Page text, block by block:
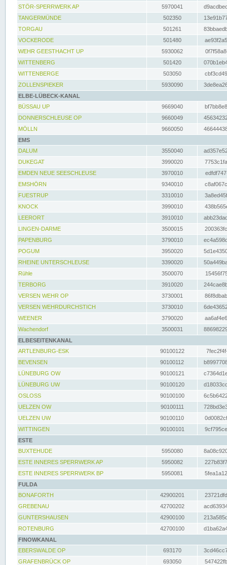
STÖR-SPERRWERK AP 5970041
TANGERMÜNDE
502350
TORGAU
501261
VOCKERODE
501480
WEHR GEESTHACHT UP
5930062
WITTENBERG
501420
WITTENBERGE
503050
ZOLLENSPIEKER
5930090
ELBE-LÜBECK-KANAL
BÜSSAU UP
9669040
DONNERSCHLEUSE OP
9660049
MÖLLN
9660050
EMS
DALUM
3550040
DUKEGAT
3990020
EMDEN NEUE SEESCHLEUSE
3970010
EMSHÖRN
9340010
FUESTRUP
3310010
KNOCK
3990010
LEERORT
3910010
LINGEN-DARME
3500015
PAPENBURG
3790010
POGUM
3950020
RHEINE UNTERSCHLEUSE
3390020
Rühle
3500070
TERBORG
3910020
VERSEN WEHR OP
3730001
VERSEN WEHRDURCHSTICH
3730010
WEENER
3790020
Wachendorf
3500031
ELBESEITENKANAL
ARTLENBURG-ESK
90100122
BEVENSEN
90100112
LÜNEBURG OW
90100121
LÜNEBURG UW
90100120
OSLOSS
90100100
UELZEN OW
90100111
UELZEN UW
90100110
WITTINGEN
90100101
ESTE
BUXTEHUDE
5950080
ESTE INNERES SPERRWERK AP
5950082
ESTE INNERES SPERRWERK BP
5950081
FULDA
BONAFORTH
42900201
GREBENAU
42700202
GUNTERSHAUSEN
42900100
ROTENBURG
42700100
FINOWKANAL
EBERSWALDE OP
693170
GRAFENBRÜCK OP
693050